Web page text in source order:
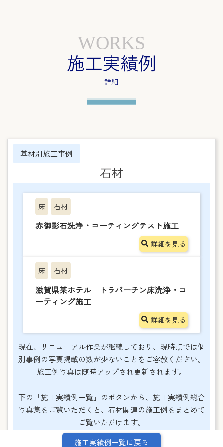
施工実績例一覧に戻る
WORKS
施工実績例
−詳細−
基材別施工事例
石材
床 石材
赤御影石洗浄・コーティングテスト施工
詳細を見る
床 石材
滋賀県某ホテル トラバーチン床洗浄・コ
ーティング施工
詳細を見る
現在、リニューアル作業が継続しており、現時点では個
別事例の写真掲載の数が少ないことをご容赦ください。
施工例写真は随時アップされ更新されます。
下の「施工実績例一覧」のボタンから、施工実績例総合
写真集をご覧いただくと、石材関連の施工例をまとめて
ご覧いただけます。